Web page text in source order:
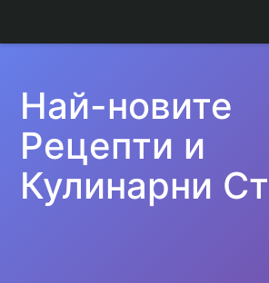
Най-новите
Рецепти и
Кулинарни